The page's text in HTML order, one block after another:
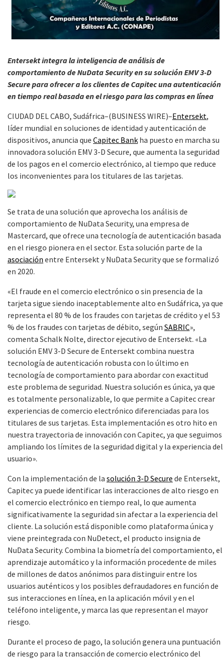
Entersekt integra la inteligencia de análisis de
comportamiento de NuData Security en su solución EMV 3-D
Secure para ofrecer a los clientes de Capitec una autenticación
en tiempo real basada en el riesgo para las compras en línea
CIUDAD DEL CABO, Sudáfrica–(BUSINESS WIRE)–Entersekt,
líder mundial en soluciones de identidad y autenticación de
dispositivos, anuncia que Capitec Bank ha puesto en marcha su
innovadora solución EMV 3-D Secure, que aumenta la seguridad
de los pagos en el comercio electrónico, al tiempo que reduce
los inconvenientes para los titulares de las tarjetas.
Se trata de una solución que aprovecha los análisis de
comportamiento de NuData Security, una empresa de
Mastercard, que ofrece una tecnología de autenticación basada
en el riesgo pionera en el sector. Esta solución parte de la
asociación entre Entersekt y NuData Security que se formalizó
en 2020.
«El fraude en el comercio electrónico o sin presencia de la
tarjeta sigue siendo inaceptablemente alto en Sudáfrica, ya que
representa el 80 % de los fraudes con tarjetas de crédito y el 53
% de los fraudes con tarjetas de débito, según SABRIC»,
comenta Schalk Nolte, director ejecutivo de Entersekt. «La
solución EMV 3-D Secure de Entersekt combina nuestra
tecnología de autenticación robusta con lo último en
tecnología de comportamiento para abordar con exactitud
este problema de seguridad. Nuestra solución es única, ya que
es totalmente personalizable, lo que permite a Capitec crear
experiencias de comercio electrónico diferenciadas para los
titulares de sus tarjetas. Esta implementación es otro hito en
nuestra trayectoria de innovación con Capitec, ya que seguimos
ampliando los límites de la seguridad digital y la experiencia del
usuario».
Con la implementación de la solución 3-D Secure de Entersekt,
Capitec ya puede identificar las interacciones de alto riesgo en
el comercio electrónico en tiempo real, lo que aumenta
significativamente la seguridad sin afectar a la experiencia del
cliente. La solución está disponible como plataforma única y
viene preintegrada con NuDetect, el producto insignia de
NuData Security. Combina la biometría del comportamiento, el
aprendizaje automático y la información procedente de miles
de millones de datos anónimos para distinguir entre los
usuarios auténticos y los posibles defraudadores en función de
sus interacciones en línea, en la aplicación móvil y en el
teléfono inteligente, y marca las que representan el mayor
riesgo.
Durante el proceso de pago, la solución genera una puntuación
de riesgo para la transacción de comercio electrónico del